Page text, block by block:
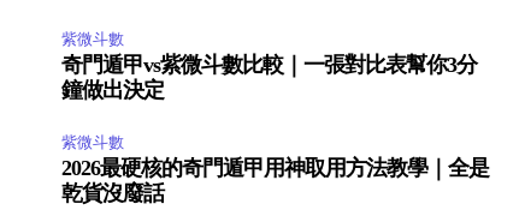
紫微斗數
奇門遁甲vs紫微斗數比較｜一張對比表幫你3分
鐘做出決定
紫微斗數
2026最硬核的奇門遁甲用神取用方法教學｜全是
乾貨沒廢話